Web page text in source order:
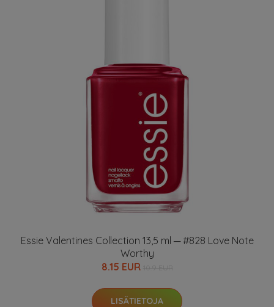
Essie Valentines Collection 13,5 ml ─ #828 Love Note
Worthy
8.15 EUR
LISÄTIETOJA